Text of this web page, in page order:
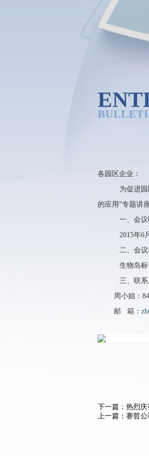
各园区企业：
为促进
的应用”专题讲
一、会议
2015年6
二、会
生物岛
三、联系
周小姐：
邮 箱：
下一篇： 热烈庆
上一篇： 赛哲